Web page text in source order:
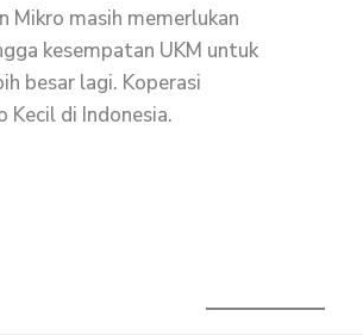
Mikro masih memerlukan
kesempatan UKM untuk
besar lagi. Koperasi
Kecil di Indonesia.